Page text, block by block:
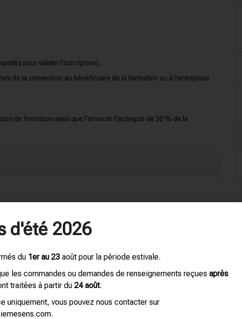
pour valider l’inscription),
de la convention au bénéficiaire de la formation ou à l’entreprise
de formation ainsi que l’envoi de l’acompte de 30 % de la
(en cours particulier).
d'été 2026
du 1er au 23 août pour la période estivale.
les commandes ou demandes de renseignements reçues après
traitées à partir du 24 août.
uniquement, vous pouvez nous contacter sur